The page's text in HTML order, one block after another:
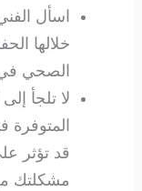
اسأل
خلالها
الصحي في
لا تلجأ
المتوفرة
قد تؤثر
مشكلتك